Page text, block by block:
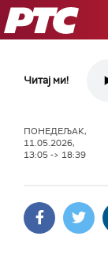
РТС
Читај ми!
ПОНЕДЕЉАК,
11.05.2026,
13:05 -> 18:39